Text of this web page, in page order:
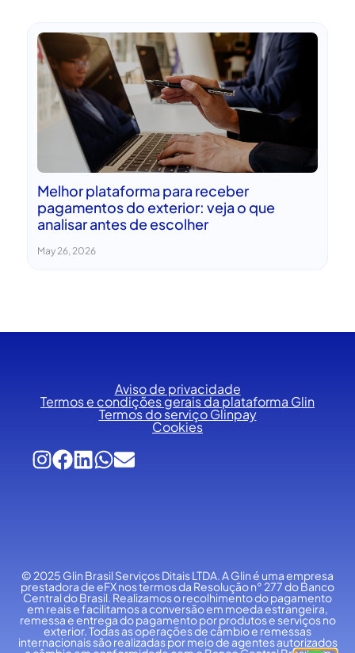
Melhor plataforma para receber
pagamentos do exterior: veja o que
analisar antes de escolher
May 26, 2026
Aviso de privacidade
Termos e condições gerais da plataforma Glin
Termos do serviço Glinpay
Cookies
© 2025 Glin Brasil Serviços Ditais LTDA. A Glin é uma empresa
prestadora de eFX nos termos da Resolução n° 277 do Banco
Central do Brasil. Realizamos o recolhimento do pagamento
em reais e facilitamos a conversão em moeda estrangeira,
remessa e entrega do pagamento por produtos e serviços no
exterior. Todas as operações de câmbio e remessas
internacionais são realizadas por meio de agentes autorizados